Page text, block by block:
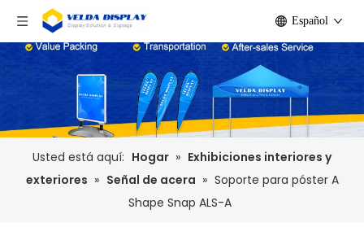
Español
Usted está aquí: Hogar » Exhibiciones interiores y
exteriores » Señal de acera » Soporte para póster A
Shape Snap ALS-A